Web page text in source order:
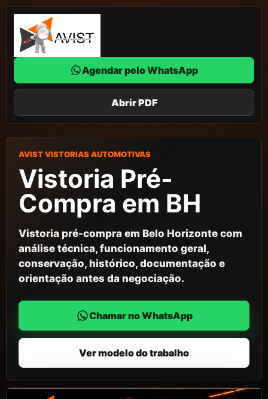
Agendar pelo WhatsApp
Abrir PDF
AVIST VISTORIAS AUTOMOTIVAS
Vistoria Pré-
Compra em BH
Vistoria pré-compra em Belo Horizonte com
análise técnica, funcionamento geral,
conservação, histórico, documentação e
orientação antes da negociação.
Chamar no WhatsApp
Ver modelo do trabalho